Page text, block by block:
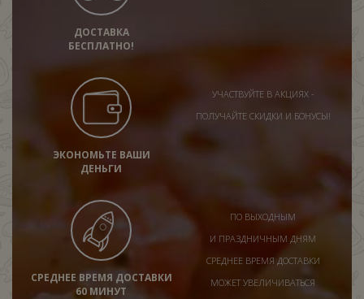
ДОСТАВКА
БЕСПЛАТНО!
ЭКОНОМЬТЕ ВАШИ
ДЕНЬГИ
УЧАСТВУЙТЕ В АКЦИЯХ -
ПОЛУЧАЙТЕ СКИДКИ И БОНУСЫ!
СРЕДНЕЕ ВРЕМЯ ДОСТАВКИ
60 МИНУТ
ПО ВЫХОДНЫМ
И ПРАЗДНИЧНЫМ ДНЯМ
СРЕДНЕЕ ВРЕМЯ ДОСТАВКИ
МОЖЕТ УВЕЛИЧИВАТЬСЯ